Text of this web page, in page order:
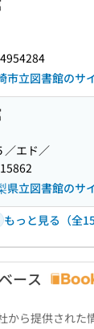
市立図書館のサ
／エド／
県立図書館のサ
もっと見る（全15
ース
から提供され